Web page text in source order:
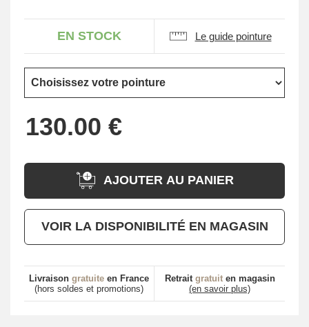
EN STOCK Le guide pointure
AJOUTER AU PANIER
VOIR LA DISPONIBILITÉ EN MAGASIN
Livraison gratuite en France
(hors soldes et promotions)
Retrait gratuiten magasin
(en savoir plus)